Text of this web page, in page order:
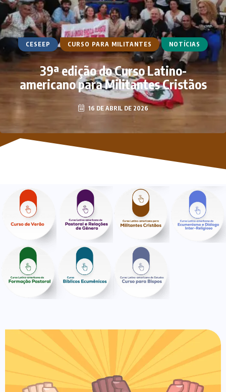
CESEEP CURSO PARA MILITANTES NOTÍCIAS
39ª edição do Curso Latino-
americano para Militantes Cristãos
16 DE ABRIL DE 2026